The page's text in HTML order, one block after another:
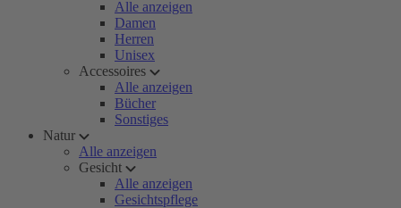
Alle anzeigen
Damen
Herren
Unisex
Accessoires
Alle anzeigen
Bücher
Sonstiges
Natur
Alle anzeigen
Gesicht
Alle anzeigen
Gesichtspflege